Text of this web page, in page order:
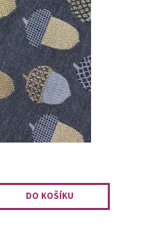
Bezpečné přenášení
tituly: Divotvůrce,